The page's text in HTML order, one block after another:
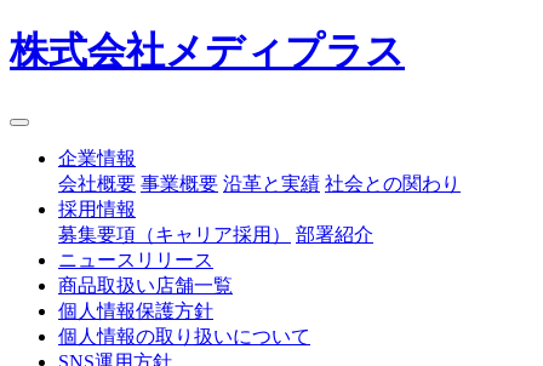
株式会社メディプラス
企業情報
会社概要 事業概要 沿革と実績 社会との関わり
採用情報
募集要項（キャリア採用）
部署紹介
ニュースリリース
商品取扱い店舗一覧
個人情報保護方針
個人情報の取り扱いについて
SNS運用方針